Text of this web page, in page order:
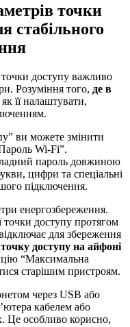
точки
стабільного
доступу важливо
Розуміння того, де в
її налаштувати,
ви можете змінити
Wi-Fi”.
пароль довжиною
цифри та спеціальні
підключення.
енергозбереження.
доступу протягом
для збереження
доступу на айфоні
“Максимальна
старішим пристроям.
через USB або
кабелем або
Це особливо корисно,